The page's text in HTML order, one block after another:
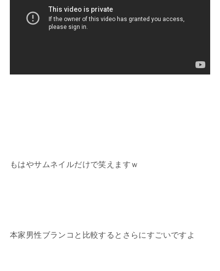
もはやサムネイルだけで笑えますｗ
本家男性ブランコと比較するとさらにすごいですよ